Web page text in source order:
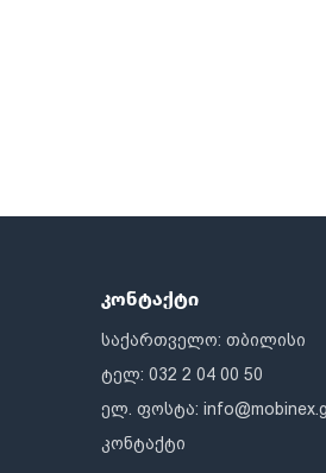
კონტაქტი
საქართველო: თბილისი
ტელ: 032 2 04 00 50
ელ. ფოსტა:
კონტაქტი